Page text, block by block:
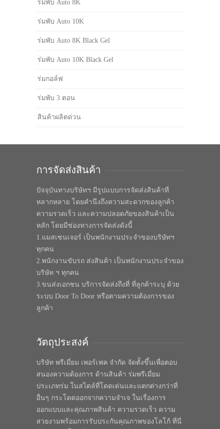
ร่มพับ Auto 8K
ร่มพับ Auto 10K
ร่มพับ Auto 8K Black Gel
ร่มพับ Auto 10K Black Gel
ร่มกอล์ฟ
ร่มพับ 3 ตอน
สินค้าผลิตด่วน
การจัดส่งสินค้า
ปัจจุบันทางบริษัทฯ มีรูปแบบการจัดส่งสินค้าที่
หลากหลาย โดยคำนึงถึงความสะดวกของลูกค้า
ความรวดเร็ว และความปลอดภัยของสินค้าเป็น
หลัก โดยมีช่องทางการจัดส่งดังนี้
1.แมสเซนเจอร์ เป็นพนักงานประจำของบริษัทฯ
ทุกคน
2.พนักงานขับรถ ส่งสินค้า เป็นพนักงานประจำของ
บริษัท ฯ ทุกคน
3.ขนส่งเอกชน บริการจัดส่งถึงที่ ที่ลูกค้าระบุ ด้วย
ระบบ Door To Door หรือตามความต้องการของ
ลูกค้า
วัตถุประสงค์
บริษัท พรีเมี่ยม เพอร์เฟค จำกัด จัดตั้งขึ้นเพื่อตอบ
สนองความต้องการ ด้านสินค้า ร่มพรีเมี่ยม
ประเภทร่ม ในสไตล์ที่โดดเด่นและแตกต่างกว่าที่
อื่นๆ กระโดดออกจากความจำเจ ในเรื่องการ
ออกแบบและคุณภาพสินค้า ความรวดเร็ว ความ
สวยงามพร้อมการรับประกันคุณภาพของโลโก้ ที่นี่